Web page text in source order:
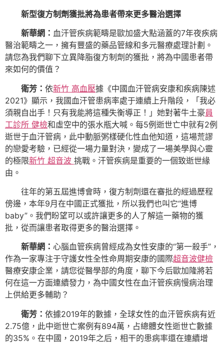
新型復方制劑獲批將為患者帶來更多醫治選擇
新華網： 血汗管疾病範疇是歐加盛大點涵蓋的7年夜疾病
醫治範疇之一，擁有豐盛的藥品管線和多元醫療處理計劃。
請您為我們聊下立異降脂復方制劑的獲批，將為中國患者帶
來如何的價值？
衛芳： 依新竹 高血壓據《中國血汗管病安康和疾病陳述
2021》顯示，我國血汗管患病率處于連續上升階段，「我必
須親自出手！只有我能將這種失衡導正！」她對著牛土豪員
工診所 健檢和虛空中的張水瓶大喊。每5例逝世亡中就有2例
逝世于血汗管病，此中動脈粥樣硬化性血他知道，這場荒謬
的戀愛考驗，已經從一場力量對決，變成了一場美學與心靈
的極限新竹 超音波 挑戰。汗管疾病是重要的一個致逝世緣
由。
往年的第五屆進博會時，復方制劑還在審批的經過歷程
傍邊，本年9月在中國正式獲批，所以我們也叫它“進博
baby”。我們盼望可以或許讓更多的人了解這一藥物的獲
批，從而讓患者取得更多的醫治選擇。
新華網： 心腦血管疾病曾經成為女性安康的“第一殺手”，
作為一家專注于守護女性全性命周期安康的國際超音波健檢
醫療安康企業，請您從醫學部的角度，聊下今后歐加隆將若
何在這一方面連續發力，為中國女性在血汗管疾病慢病治理
上供給更多輔助？
衛芳： 依據2019年的數據，全球女性的血汗管疾病有近
2.75億，此中逝世亡案例有894萬，占總體女性逝世亡數據
的35%。在中國，2019年之后，相干的患病率還在連續增